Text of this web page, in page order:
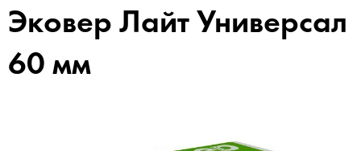
Эковер Лайт Универсал
60 мм